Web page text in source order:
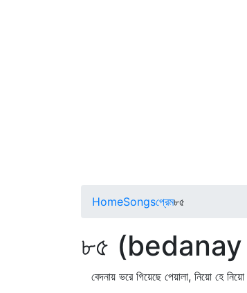
HomeSongsপ্রেম৮৫
৮৫
বেদনায় ভরে গিয়েছে পেয়ালা, নিয়ো হে